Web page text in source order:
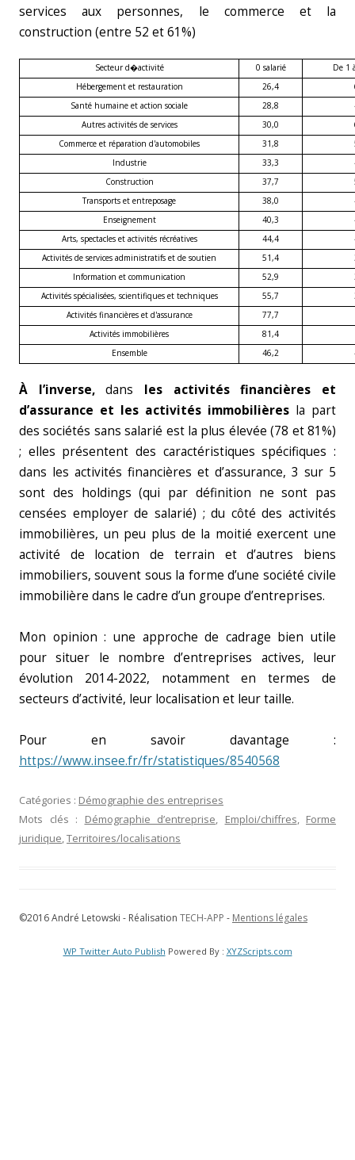
services aux personnes, le commerce et la
construction (entre 52 et 61%)
Secteur d�activité 0 salarié
De 1
Hébergement et restauration
26,4
Santé humaine et action sociale
28,8
Autres activités de services
30,0
Commerce et réparation d'automobiles
31,8
Industrie
33,3
Construction
37,7
Transports et entreposage
38,0
Enseignement
40,3
Arts, spectacles et activités récréatives
44,4
Activités de services administratifs et de soutien
51,4
Information et communication
52,9
Activités spécialisées, scientifiques et techniques
55,7
Activités financières et d'assurance
77,7
Activités immobilières
81,4
Ensemble
46,2
À l’inverse,dans les activités financières et
d’assurance et les activités immobilières la part
des sociétés sans salarié est la plus élevée (78 et 81%)
; elles présentent des caractéristiques spécifiques :
dans les activités financières et d’assurance, 3 sur 5
sont des holdings (qui par définition ne sont pas
censées employer de salarié) ; du côté des activités
immobilières, un peu plus de la moitié exercent une
activité de location de terrain et d’autres biens
immobiliers, souvent sous la forme d’une société civile
immobilière dans le cadre d’un groupe d’entreprises.
Mon opinion : une approche de cadrage bien utile
pour situer le nombre d’entreprises actives, leur
évolution 2014-2022, notamment en termes de
secteurs d’activité, leur localisation et leur taille.
Pour en savoir davantage :
https://www.insee.fr/fr/statistiques/8540568
Catégories : Démographie des entreprises
Mots clés : Démographie d’entreprise, Emploi/chiffres, Forme
juridique,Territoires/localisations
©2016 André Letowski - Réalisation TECH-APP - Mentions légales
WP Twitter Auto Publish Powered By : XYZScripts.com